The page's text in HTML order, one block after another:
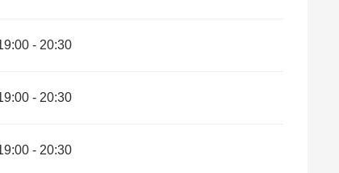
- 20:30
- 20:30
- 20:30